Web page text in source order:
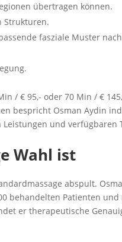
übertragen können.
Strukturen.
fasziale Muster
/ € 95,- oder 70 Min / €
bespricht Osman Aydin
und verfügbaren
Wahl ist
abspult.
behandelten Patienten und
er therapeutische